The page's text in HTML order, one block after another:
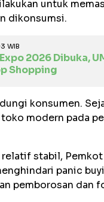
untuk
dikonsumsi.
WIB
2026 Dibuka,
Shopping
konsumen.
modern pada
stabil,
panic
pemborosan dan